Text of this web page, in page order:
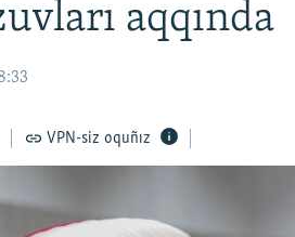
aqqında
VPN-siz oquñız